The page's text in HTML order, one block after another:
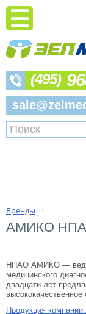
(495)
Бренды ›
АМИКО
НПАО АМИКО —
медицинского
двадцати лет
Продукция